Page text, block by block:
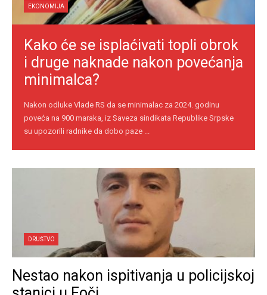
EKONOMIJA
Kako će se isplaćivati topli obrok
i druge naknade nakon povećanja
minimalca?
Nakon odluke Vlade RS da se minimalac za 2024. godinu
poveća na 900 maraka, iz Saveza sindikata Republike Srpske
su upozorili radnike da dobo paze ...
DRUŠTVO
Nestao nakon ispitivanja u policijskoj